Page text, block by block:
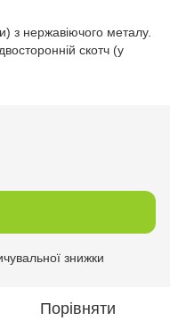
з нержавіючого металу.
скотч (у
знижки
Порівняти